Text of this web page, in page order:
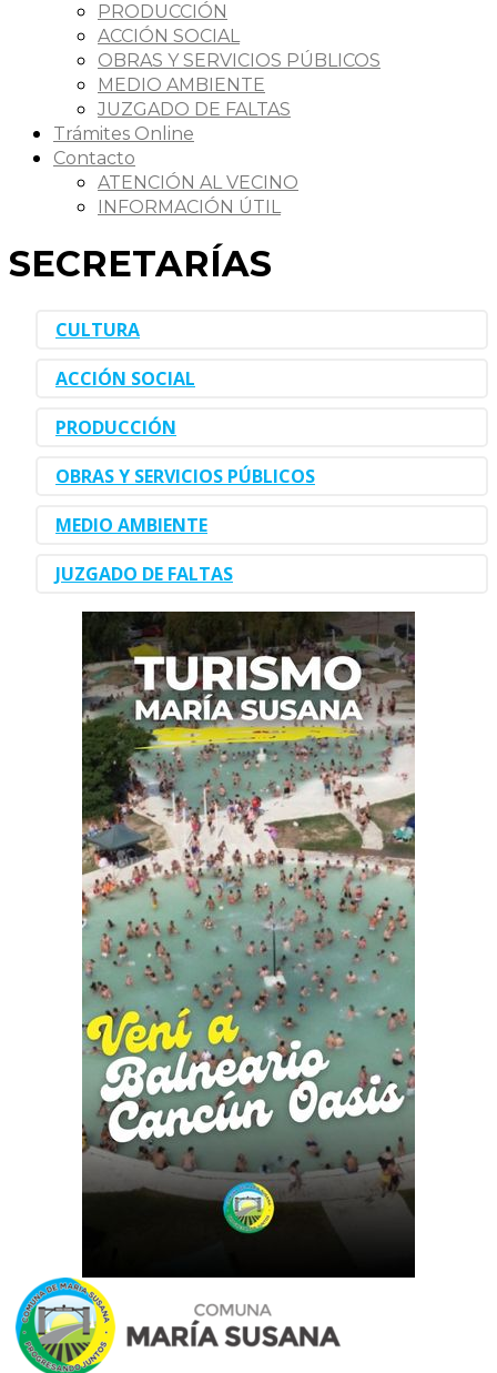
PRODUCCIÓN
ACCIÓN SOCIAL
OBRAS Y SERVICIOS PÚBLICOS
MEDIO AMBIENTE
JUZGADO DE FALTAS
Trámites Online
Contacto
ATENCIÓN AL VECINO
INFORMACIÓN ÚTIL
SECRETARÍAS
CULTURA
ACCIÓN SOCIAL
PRODUCCIÓN
OBRAS Y SERVICIOS PÚBLICOS
MEDIO AMBIENTE
JUZGADO DE FALTAS